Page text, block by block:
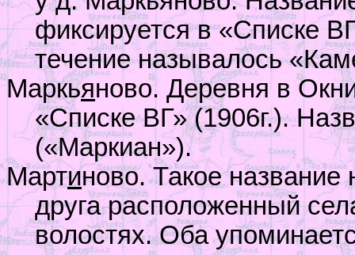
фиксируется в «Списке
течение называлось
Маркьяново. Деревня в
«Списке ВГ» (1906г.).
(«Маркиан»).
Мартиново. Такое название
друга расположенный
волостях. Оба